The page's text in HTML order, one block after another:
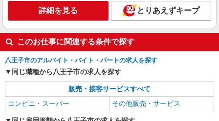
象です。 ★職種を限定しての募集のため、勤務時
間・曜日の項目をご確認ください。
キープ 詳細を見る
ヤオコー 八王子中野上町店（仮称）
スーパーマーケットの精肉スタッフ（オープニ
ングスタッフ）
迄＋100円、17時以降＋150円 ★土・日・祝日＋
100円 ★賞与年2回あり
東京都八王子市中野上町4丁目3654（仮）
詳細を見る とりあえずキープ
このお仕事に関連する条件で探す
八王子市のアルバイト・バイト・パートの求人を探す
同じ職種から八王子市の求人を探す
販売・接客サービスすべて
コンビニ・スーパー
その他販売・サービス